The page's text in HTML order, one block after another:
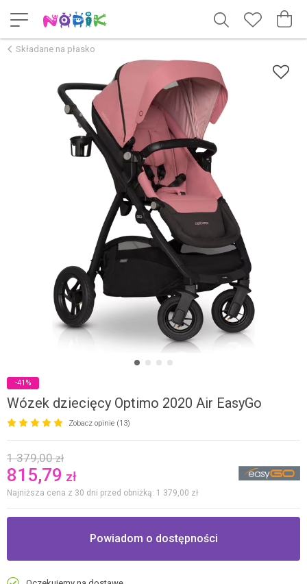
Składane na płasko
Wózek dziecięcy Optimo 2020 Air EasyGo
Zobacz opinie (13)
1 379,00zł
815,79 zł
Najniższa cena z 30 dni przed obniżką: 1 379,00 zł
Powiadom o dostępności
-41%